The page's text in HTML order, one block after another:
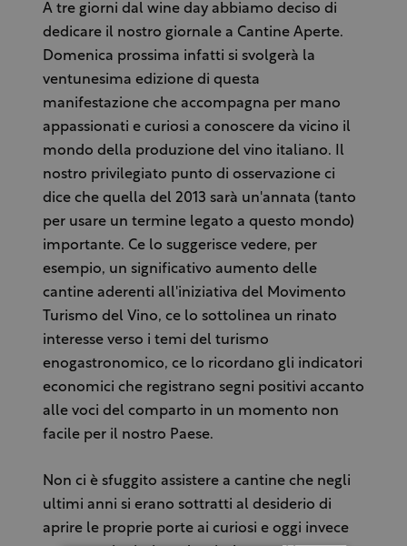
A tre giorni dal wine day abbiamo deciso di
dedicare il nostro giornale a Cantine Aperte.
Domenica prossima infatti si svolgerà la
ventunesima edizione di questa
manifestazione che accompagna per mano
appassionati e curiosi a conoscere da vicino il
mondo della produzione del vino italiano. Il
nostro privilegiato punto di osservazione ci
dice che quella del 2013 sarà un'annata (tanto
per usare un termine legato a questo mondo)
importante. Ce lo suggerisce vedere, per
esempio, un significativo aumento delle
cantine aderenti all'iniziativa del Movimento
Turismo del Vino, ce lo sottolinea un rinato
interesse verso i temi del turismo
enogastronomico, ce lo ricordano gli indicatori
economici che registrano segni positivi accanto
alle voci del comparto in un momento non
facile per il nostro Paese.
Non ci è sfuggito assistere a cantine che negli
ultimi anni si erano sottratti al desiderio di
aprire le proprie porte ai curiosi e oggi invece